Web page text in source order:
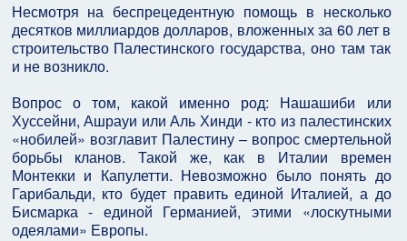
Несмотря на беспрецедентную помощь в несколько
десятков миллиардов долларов, вложенных за 60 лет в
строительство Палестинского государства, оно там так
и не возникло.
Вопрос о том, какой именно род: Нашашиби или
Хуссейни, Ашрауи или Аль Хинди - кто из палестинских
«нобилей» возглавит Палестину – вопрос смертельной
борьбы кланов. Такой же, как в Италии времен
Монтекки и Капулетти. Невозможно было понять до
Гарибальди, кто будет править единой Италией, а до
Бисмарка - единой Германией, этими «лоскутными
одеялами» Европы.